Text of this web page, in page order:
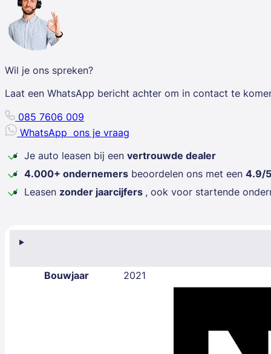
Bouwjaar 2021
Wil je ons spreken?
Laat een WhatsApp bericht achter om in contact te
085 7606 009
WhatsApp ons je vraag
Je auto leasen bij een vertrouwde dealer
4.000+ ondernemers beoordelen ons met een 4.9/5
Leasen zonder jaarcijfers , ook voor startende